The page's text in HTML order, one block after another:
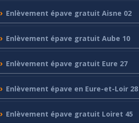
Enlèvement épave gratuit Aisne 02
Enlèvement épave gratuit Aube 10
Enlèvement épave gratuit Eure 27
Enlèvement épave en Eure-et-Loir 28
Enlèvement épave gratuit Loiret 45